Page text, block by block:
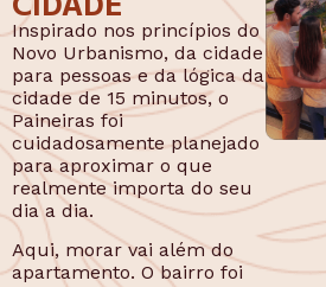
Inspirado nos princípios do
Novo Urbanismo, da cidade
para pessoas e da lógica da
cidade de 15 minutos, o
Paineiras foi
cuidadosamente planejado
para aproximar o que
realmente importa do seu
dia a dia.
Aqui, morar vai além do
apartamento. O bairro foi